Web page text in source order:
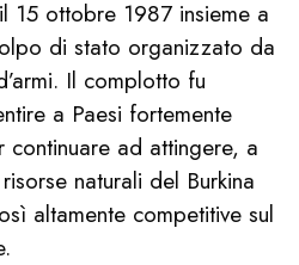
15 ottobre 1987 insieme a
di stato organizzato da
Il complotto fu
a Paesi fortemente
ad attingere, a
naturali del Burkina
altamente competitive sul